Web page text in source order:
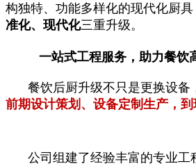
构独特、功能多样化的现代化厨
准化、现代化三重升级。
一站式工程服务，助力餐饮
餐饮后厨升级不只是更换设备
前期设计策划、设备定制生产，
公司组建了经验丰富的专业